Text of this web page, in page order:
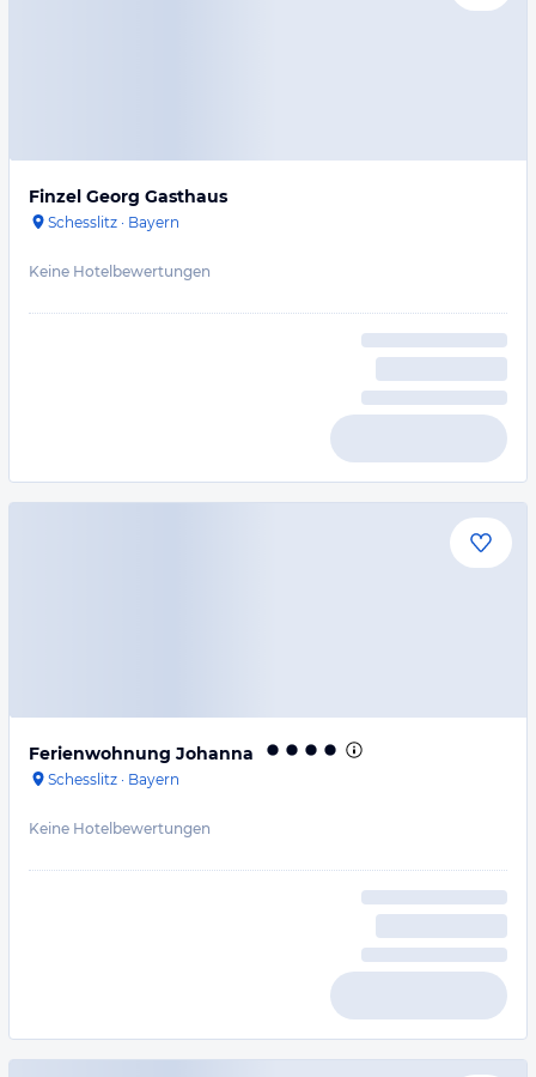
Finzel Georg Gasthaus
Schesslitz · Bayern
Keine Hotelbewertungen
Ferienwohnung Johanna
Schesslitz · Bayern
Keine Hotelbewertungen